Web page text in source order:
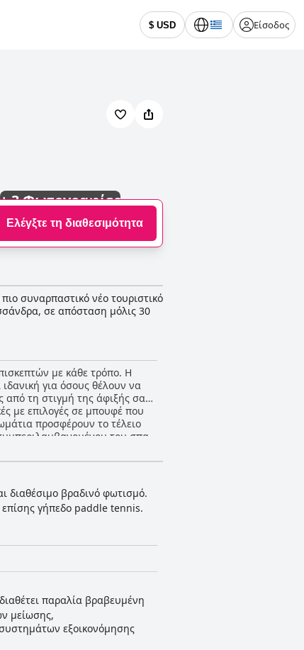
$ USD Είσοδος
+3 Φωτογραφίες
Ελέγξτε τη διαθεσιμότητα
συναρπαστικό νέο τουριστικό
σε απόσταση μόλις 30
με κάθε τρόπο. Η
για όσους θέλουν να
από τη στιγμή της άφιξής σας,
με επιλογές σε μπουφέ που
προσφέρουν το τέλειο
του σπα
οικογένειες είναι βέβαιο
Συνολικά, το Pomegranate
διαθέσιμο βραδινό φωτισμό.
επίσης γήπεδο paddle tennis.
παραλία βραβευμένη
μείωσης,
εξοικονόμησης